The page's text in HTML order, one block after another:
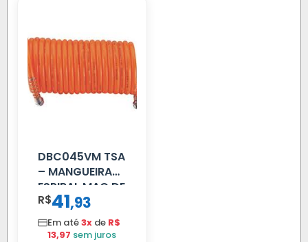
DBC045VM TSA
– MANGUEIRA
ESPIRAL MAO DE
AMIGO UNIV 16
MM 4.5MTS
VERMELHA
R$41,93
Em até3x de R$
13,97 sem juros